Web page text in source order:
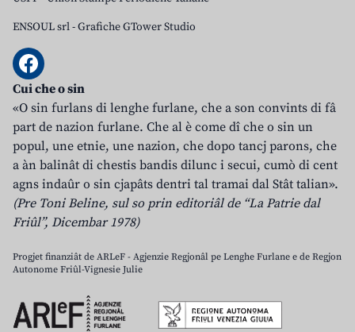
ENSOUL srl-Grafiche GTower Studio
Cui che o sin
«O sin furlans di lenghe furlane, che a son convints di fâ
part de nazion furlane. Che al è come dî che o sin un
popul, une etnie, une nazion, che dopo tancj parons, che
a àn balinât di chestis bandis dilunc i secui, cumò di cent
agns indaûr o sin cjapâts dentri tal tramai dal Stât talian».
(Pre Toni Beline, sul so prin editoriâl de “La Patrie dal
Friûl”, Dicembar 1978)
Progjet finanziât de ARLeF - Agjenzie Regjonâl pe Lenghe Furlane e de Regjon
Autonome Friûl-Vignesie Julie